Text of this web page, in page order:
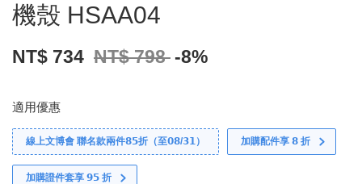
機殼 HSAA04
NT$ 734 NT$ 798 -8%
適用優惠
線上文博會 聯名款兩件𝟴𝟱折（至𝟬𝟴/𝟯𝟭） 加購配件享 𝟴 折
加購證件套享 𝟵𝟱 折